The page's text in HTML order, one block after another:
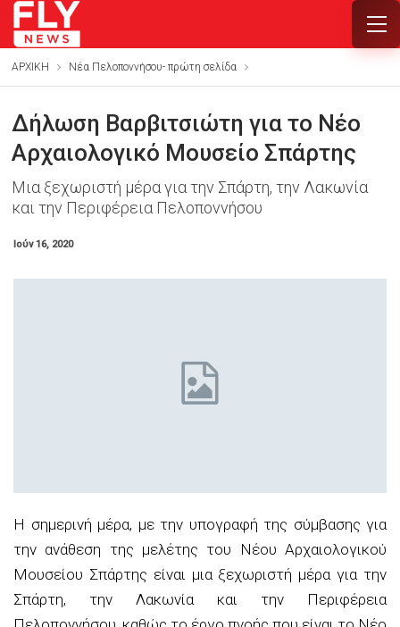
ΑΡΧΙΚΗ Νέα Πελοποννήσου- πρώτη σελίδα
Δήλωση Βαρβιτσιώτη για το Νέο
Αρχαιολογικό Μουσείο Σπάρτης
Μια ξεχωριστή μέρα για την Σπάρτη, την Λακωνία
και την Περιφέρεια Πελοποννήσου
Ιούν 16, 2020
Η σημερινή μέρα, με την υπογραφή της σύμβασης για
την ανάθεση της μελέτης του Νέου Αρχαιολογικού
Μουσείου Σπάρτης είναι μια ξεχωριστή μέρα για την
Σπάρτη, την Λακωνία και την Περιφέρεια